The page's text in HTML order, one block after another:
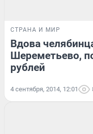
СТРАНА И МИР
Вдова
Шереметьево,
рублей
4 сентября, 2014, 12:01